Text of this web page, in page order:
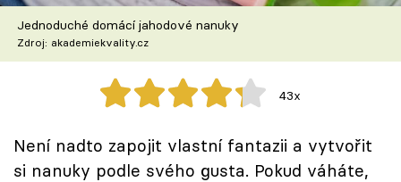
Recepty z TV
Speciál: Cuketa
Těhotnej kuchař
Sledujte prima+
Jednoduché domácí jahodové nanuky
Zdroj: akademiekvality.cz
43x
Není nadto zapojit vlastní fantazii a vytvořit
si nanuky podle svého gusta. Pokud váháte,